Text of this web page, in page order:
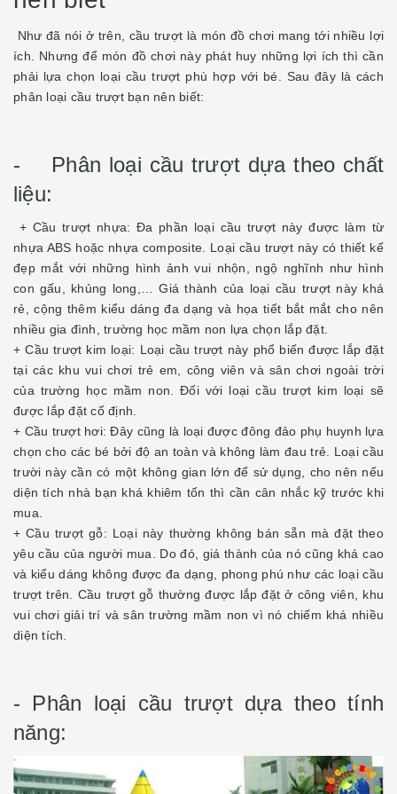
Như đã nói ở trên, cầu trượt là món đồ chơi mang tới nhiều lợi
ích. Nhưng để món đồ chơi này phát huy những lợi ích thì cần
phải lựa chọn loại cầu trượt phù hợp với bé. Sau đây là cách
phân loại cầu trượt bạn nên biết:
- Phân loại cầu trượt dựa theo chất
liệu:
+ Cầu trượt nhựa: Đa phần loại cầu trượt này được làm từ
nhựa ABS hoặc nhựa composite. Loại cầu trượt này có thiết kế
đẹp mắt với những hình ảnh vui nhộn, ngộ nghĩnh như hình
con gấu, khủng long,… Giá thành của loại cầu trượt này khá
rẻ, cộng thêm kiểu dáng đa dạng và họa tiết bắt mắt cho nên
nhiều gia đình, trường học mầm non lựa chọn lắp đặt.
+ Cầu trượt kim loại: Loại cầu trượt này phổ biến được lắp đặt
tại các khu vui chơi trẻ em, công viên và sân chơi ngoài trời
của trường học mầm non. Đối với loại cầu trượt kim loại sẽ
được lắp đặt cố định.
+ Cầu trượt hơi: Đây cũng là loại được đông đảo phụ huynh lựa
chọn cho các bé bởi độ an toàn và không làm đau trẻ. Loại cầu
trười này cần có một không gian lớn để sử dụng, cho nên nếu
diện tích nhà bạn khá khiêm tốn thì cần cân nhắc kỹ trước khi
mua.
+ Cầu trượt gỗ: Loại này thường không bán sẵn mà đặt theo
yêu cầu của người mua. Do đó, giá thành của nó cũng khá cao
và kiểu dáng không được đa dạng, phong phú như các loại cầu
trượt trên. Cầu trượt gỗ thường được lắp đặt ở công viên, khu
vui chơi giải trí và sân trường mầm non vì nó chiếm khá nhiều
diện tích.
- Phân loại cầu trượt dựa theo tính
năng: